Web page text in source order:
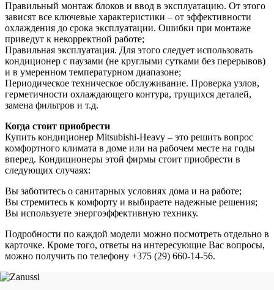
Правильный монтаж блоков и ввод в эксплуатацию. От этого
зависят все ключевые характеристики – от эффективности
охлаждения до срока эксплуатации. Ошибки при монтаже
приведут к некорректной работе;
Правильная эксплуатация. Для этого следует использовать
кондиционер с паузами (не круглыми сутками без перерывов)
и в умеренном температурном диапазоне;
Периодическое техническое обслуживание. Проверка узлов,
герметичности охлаждающего контура, трущихся деталей,
замена фильтров и т.д.
Когда стоит приобрести
Купить кондиционер Mitsubishi-Heavy – это решить вопрос
комфортного климата в доме или на рабочем месте на годы
вперед. Кондиционеры этой фирмы стоит приобрести в
следующих случаях:
Вы заботитесь о санитарных условиях дома и на работе;
Вы стремитесь к комфорту и выбираете надежные решения;
Вы используете энергоэффективную технику.
Подробности по каждой модели можно посмотреть отдельно в
карточке. Кроме того, ответы на интересующие Вас вопросы,
можно получить по телефону +375 (29) 660-14-56.